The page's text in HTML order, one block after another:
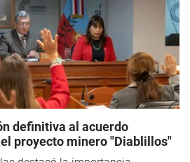
definitiva al acuerdo
proyecto minero "Diablillos"